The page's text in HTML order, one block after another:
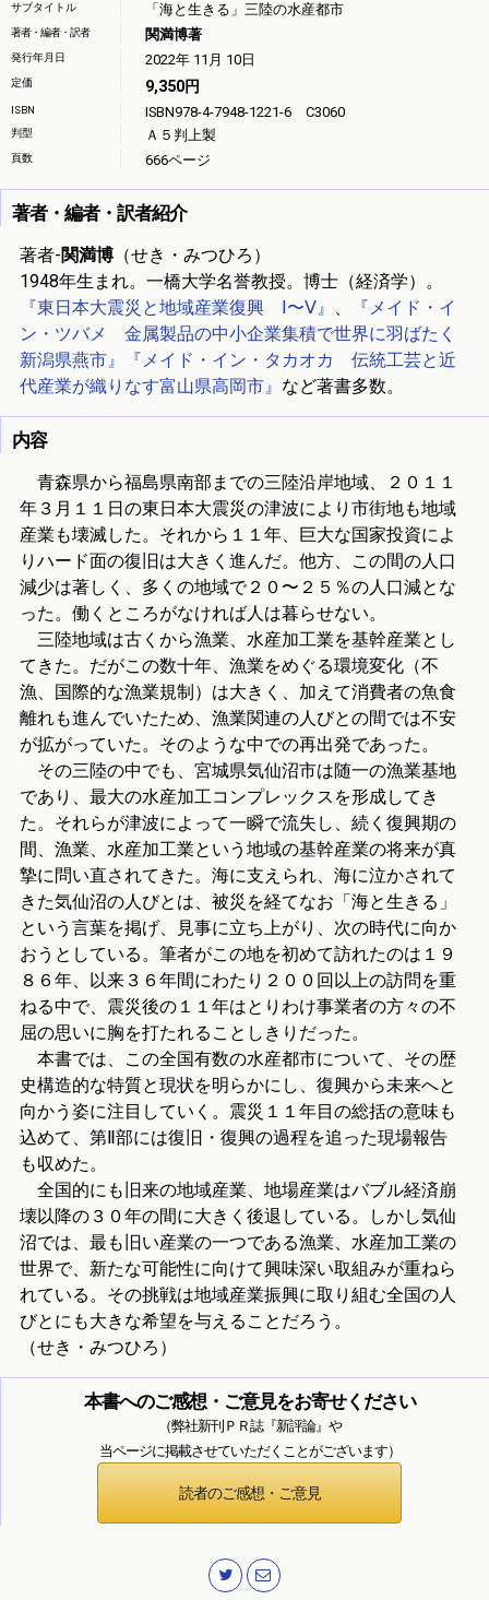
サブタイトル 「海と生きる」三陸の水産都市
著者・編者・訳者 関満博著
発行年月日 2022年 11月 10日
定価 9,350円
ISBN ISBN978-4-7948-1221-6 C3060
判型 Ａ５判上製
頁数 666ページ
著者・編者・訳者紹介
著者-関満博（せき・みつひろ）
1948年生まれ。一橋大学名誉教授。博士（経済学）。
『東日本大震災と地域産業復興 Ⅰ〜Ⅴ』 、
『メイド・イ
ン・ツバメ 金属製品の中小企業集積で世界に羽ばたく
新潟県燕市』
『メイド・イン・タカオカ 伝統工芸と近
代産業が織りなす富山県高岡市』 など著書多数。
内容
青森県から福島県南部までの三陸沿岸地域、２０１１
年３月１１日の東日本大震災の津波により市街地も地域
産業も壊滅した。それから１１年、巨大な国家投資によ
りハード面の復旧は大きく進んだ。他方、この間の人口
減少は著しく、多くの地域で２０〜２５％の人口減とな
った。働くところがなければ人は暮らせない。
三陸地域は古くから漁業、水産加工業を基幹産業とし
てきた。だがこの数十年、漁業をめぐる環境変化（不
漁、国際的な漁業規制）は大きく、加えて消費者の魚食
離れも進んでいたため、漁業関連の人びとの間では不安
が拡がっていた。そのような中での再出発であった。
その三陸の中でも、宮城県気仙沼市は随一の漁業基地
であり、最大の水産加工コンプレックスを形成してき
た。それらが津波によって一瞬で流失し、続く復興期の
間、漁業、水産加工業という地域の基幹産業の将来が真
摯に問い直されてきた。海に支えられ、海に泣かされて
きた気仙沼の人びとは、被災を経てなお「海と生きる」
という言葉を掲げ、見事に立ち上がり、次の時代に向か
おうとしている。筆者がこの地を初めて訪れたのは１９
８６年、以来３６年間にわたり２００回以上の訪問を重
ねる中で、震災後の１１年はとりわけ事業者の方々の不
屈の思いに胸を打たれることしきりだった。
本書では、この全国有数の水産都市について、その歴
史構造的な特質と現状を明らかにし、復興から未来へと
向かう姿に注目していく。震災１１年目の総括の意味も
込めて、第Ⅱ部には復旧・復興の過程を追った現場報告
も収めた。
全国的にも旧来の地域産業、地場産業はバブル経済崩
壊以降の３０年の間に大きく後退している。しかし気仙
沼では、最も旧い産業の一つである漁業、水産加工業の
世界で、新たな可能性に向けて興味深い取組みが重ねら
れている。その挑戦は地域産業振興に取り組む全国の人
びとにも大きな希望を与えることだろう。
（せき・みつひろ）
本書へのご感想・ご意見をお寄せください
（弊社新刊ＰＲ誌『新評論』や
当ページに掲載させていただくことがございます）
読者のご感想・ご意見